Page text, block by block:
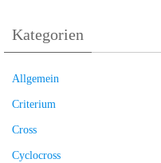
Kategorien
Allgemein
Criterium
Cross
Cyclocross